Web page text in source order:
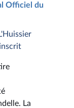
Officiel du
La